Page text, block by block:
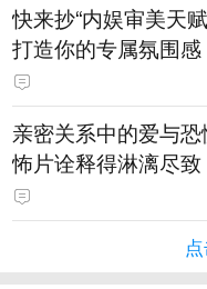
快来抄“内娱审美天
打造你的专属氛围感
亲密关系中的爱与
怖片诠释得淋漓尽致